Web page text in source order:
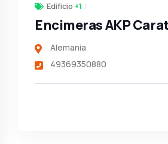
Edificio +1
Encimeras AKP
Alemania
49369350880